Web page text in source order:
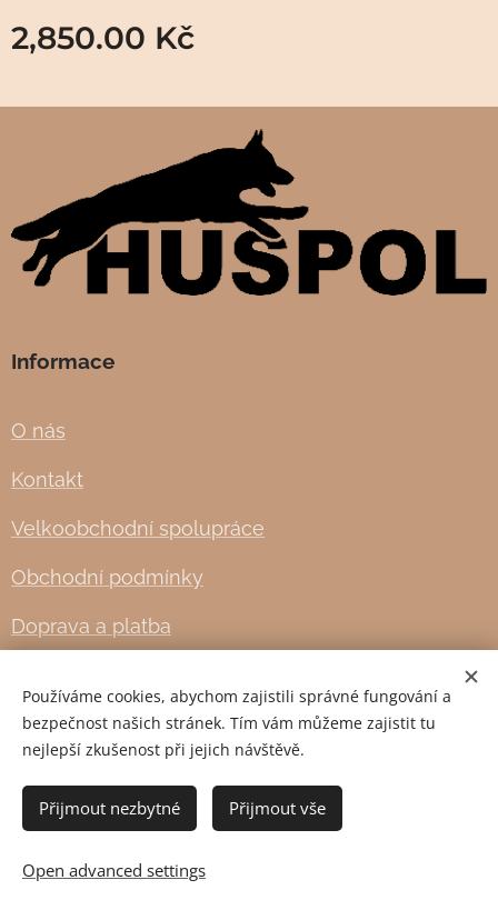
2,850.00 Kč
Informace
O nás
Kontakt
Velkoobchodní spolupráce
Obchodní podmínky
Doprava a platba
Cookies
Languages
English
Čeština
Používáme cookies, abychom zajistili správné fungování a
bezpečnost našich stránek. Tím vám můžeme zajistit tu
nejlepší zkušenost při jejich návštěvě.
Přijmout nezbytné Přijmout vše
Open advanced settings